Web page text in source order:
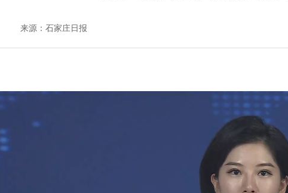
来源：石家庄日报